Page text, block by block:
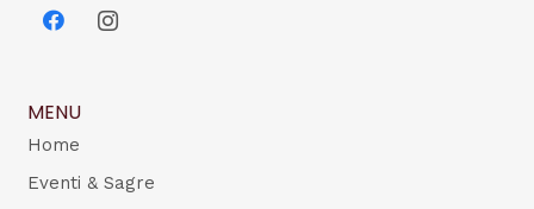
MENU
Home
Eventi & Sagre